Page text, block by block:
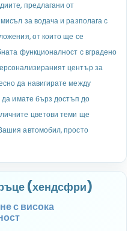
предлагани от
за водача и разполага с
от които ще се
функционалност с вградено
център за
да навигирате между
да имате бърз достъп до
цветови теми ще
автомобил, просто
(хендсфри)
с висока